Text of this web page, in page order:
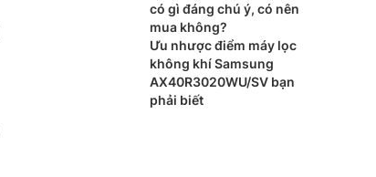
có gì đáng chú ý, có nên
mua không?
Ưu nhược điểm máy lọc
không khí Samsung
AX40R3020WU/SV bạn
phải biết